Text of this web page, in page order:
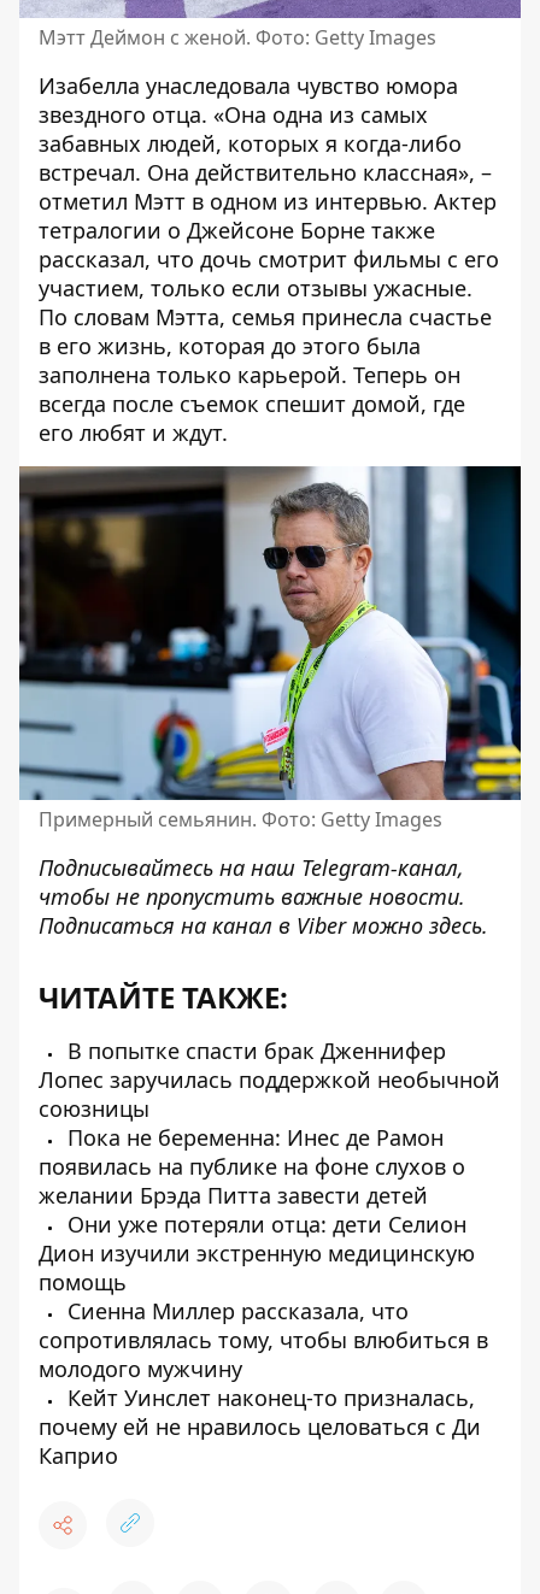
Мэтт Деймон с женой. Фото: Getty Images
Изабелла унаследовала чувство юмора
звездного отца. «Она одна из самых
забавных людей, которых я когда-либо
встречал. Она действительно классная», –
отметил Мэтт в одном из интервью. Актер
тетралогии о Джейсоне Борне также
рассказал, что дочь смотрит фильмы с его
участием, только если отзывы ужасные.
По словам Мэтта, семья принесла счастье
в его жизнь, которая до этого была
заполнена только карьерой. Теперь он
всегда после съемок спешит домой, где
его любят и ждут.
Примерный семьянин. Фото: Getty Images
Подписывайтесь на наш Telegram-канал,
чтобы не пропустить важные новости.
Подписаться на канал в Viber можно здесь.
ЧИТАЙТЕ ТАКЖЕ:
В попытке спасти брак Дженнифер
Лопес заручилась поддержкой необычной
союзницы
Пока не беременна: Инес де Рамон
появилась на публике на фоне слухов о
желании Брэда Питта завести детей
Они уже потеряли отца: дети Селион
Дион изучили экстренную медицинскую
помощь
Сиенна Миллер рассказала, что
сопротивлялась тому, чтобы влюбиться в
молодого мужчину
Кейт Уинслет наконец-то призналась,
почему ей не нравилось целоваться с Ди
Каприо